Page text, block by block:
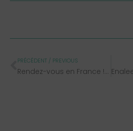
PRÉCÉDENT / PREVIOUS
Rendez-vous en France ! Meet an innovative and world-renowned equine industry • 14 mai 2024 • Palais des Congrès de Versailles